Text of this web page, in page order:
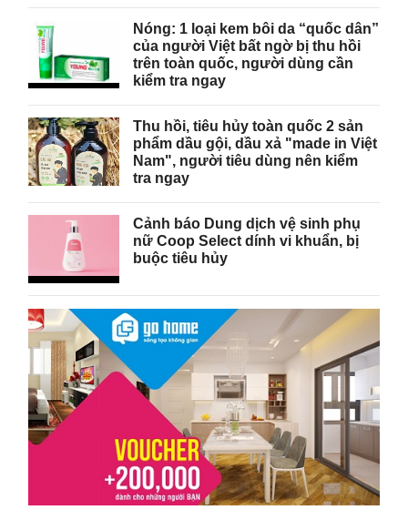
Nóng: 1 loại kem bôi da “quốc dân”
của người Việt bất ngờ bị thu hồi
trên toàn quốc, người dùng cần
kiểm tra ngay
Thu hồi, tiêu hủy toàn quốc 2 sản
phẩm dầu gội, dầu xả "made in Việt
Nam", người tiêu dùng nên kiểm
tra ngay
Cảnh báo Dung dịch vệ sinh phụ
nữ Coop Select dính vi khuẩn, bị
buộc tiêu hủy